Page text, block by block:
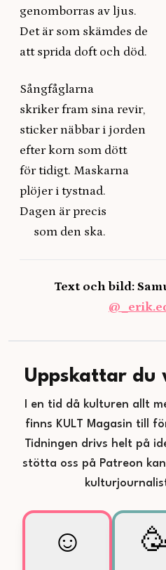
genomborras av ljus.
Det är som skämdes de
att sprida doft och död.
Sångfåglarna
skriker fram sina revir,
sticker näbbar i jorden
efter korn som dött
för tidigt. Maskarna
plöjer i tystnad.
Dagen är precis
som den ska.
Text och bild:
Uppskattar du
I en tid då kulturen allt
finns KULT Magasin till
Tidningen drivs helt på
stötta oss på Patreon
☺️